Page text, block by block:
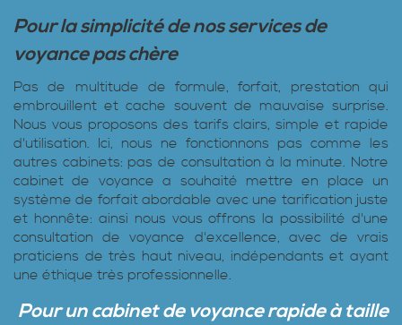
Pour la simplicité de nos services de
voyance pas chère
Pas de multitude de formule, forfait, prestation qui
embrouillent et cache souvent de mauvaise surprise.
Nous vous proposons des tarifs clairs, simple et rapide
d'utilisation. Ici, nous ne fonctionnons pas comme les
autres cabinets: pas de consultation à la minute. Notre
cabinet de voyance a souhaité mettre en place un
système de forfait abordable avec une tarification juste
et honnête: ainsi nous vous offrons la possibilité d'une
consultation de voyance d'excellence, avec de vrais
praticiens de très haut niveau, indépendants et ayant
une éthique très professionnelle.
Pour un cabinet de voyance rapide à taille